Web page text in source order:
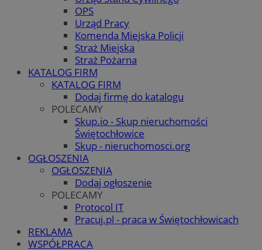
OPS
Urząd Pracy
Komenda Miejska Policji
Straż Miejska
Straż Pożarna
KATALOG FIRM
KATALOG FIRM
Dodaj firmę do katalogu
POLECAMY
Skup.io - Skup nieruchomości
Świętochłowice
Skup - nieruchomosci.org
OGŁOSZENIA
OGŁOSZENIA
Dodaj ogłoszenie
POLECAMY
Protocol IT
Pracuj.pl - praca w Świętochłowicach
REKLAMA
WSPÓŁPRACA